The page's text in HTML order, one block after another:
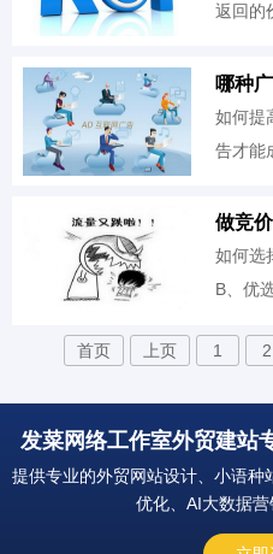
返回的
标。
哪种
如何提
告才能
菜工作
国网民
做竞
如何选
B、优
首页
上页 1 2
发菜网络工作室外贸建站
提供专业的外贸网站设计、小语种
优化、AI大数据